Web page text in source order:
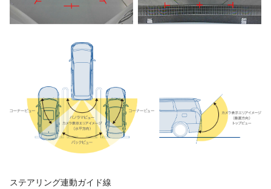
ステアリング連動ガイド線